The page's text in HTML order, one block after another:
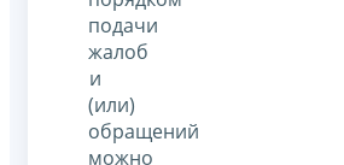
подачи
жалоб
и
(или)
обращений
можно